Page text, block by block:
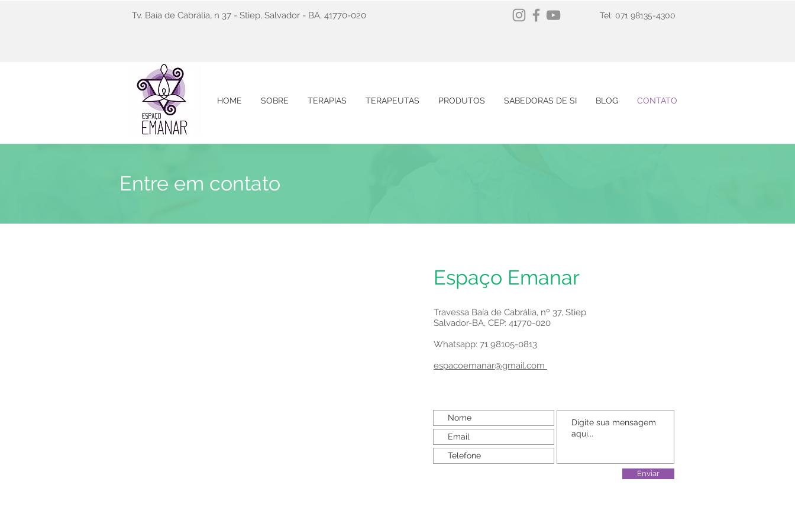
Tv. Baía de Cabrália, n 37 - Stiep, Salvador - BA, 41770-020 Tel: 071 98135-4300
HOME SOBRE TERAPIAS TERAPEUTAS PRODUTOS SABEDORAS DE SI BLOG CONTATO
Entre em contato
Espaço Emanar
Travessa Baía de Cabrália, nº 37, Stiep
Salvador-BA, CEP: 41770-020
Whatsapp: 71 98105-0813
espacoemanar@gmail.com
Enviar